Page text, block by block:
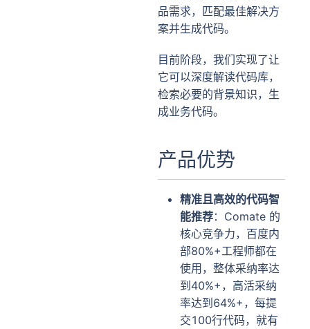
品需求，匹配最佳解决方
案并生成代码。
目前阶段，我们实现了让
它可以深度解读代码库，
检索必要的背景知识，生
成业务代码。
产品优势
精准且高效的代码智
能推荐：Comate 的
核心竞争力，百度内
部80%+工程师都在
使用，整体采纳率达
到40%+，高活采纳
率达到64%+，每提
交100行代码，就有